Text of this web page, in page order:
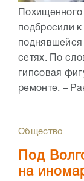
подбросили
сетях. По
гипсовая
ремонте. –
Общество
Под
на